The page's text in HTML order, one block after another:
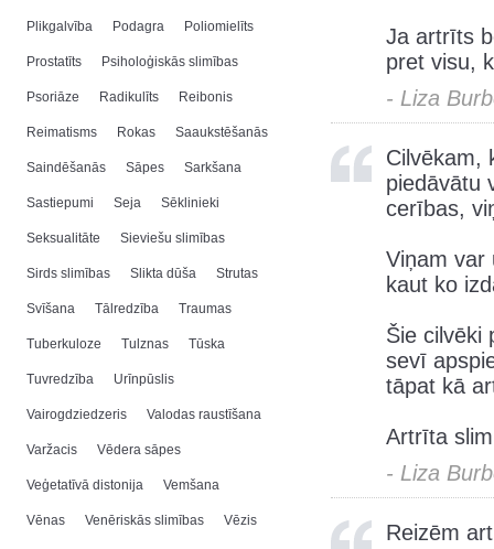
Plikgalvība Podagra Poliomielīts
Prostatīts Psiholoģiskās slimības
Psoriāze Radikulīts Reibonis
Reimatisms Rokas Saaukstēšanās
Saindēšanās Sāpes Sarkšana
Sastiepumi Seja Sēklinieki
Seksualitāte Sieviešu slimības
Sirds slimības Slikta dūša Strutas
Svīšana Tālredzība Traumas
Tuberkuloze Tulznas Tūska
Tuvredzība Urīnpūslis
Vairogdziedzeris Valodas raustīšana
Varžacis Vēdera sāpes
Veģetatīvā distonija Vemšana
Vēnas Venēriskās slimības Vēzis
Ja artrīts
pret visu,
- Liza
Cilvēkam,
piedāvātu
cerības,
Viņam var
kaut ko
Šie cilvēki
sevī
tāpat kā
Artrīta
- Liza
Reizēm